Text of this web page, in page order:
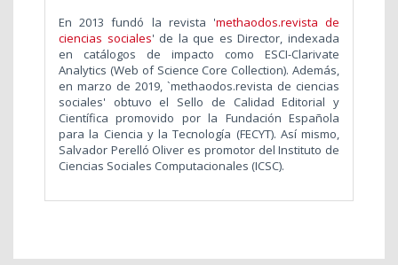
En 2013 fundó la revista 'methaodos.revista de
ciencias sociales' de la que es Director, indexada
en catálogos de impacto como ESCI-Clarivate
Analytics (Web of Science Core Collection). Además,
en marzo de 2019, `methaodos.revista de ciencias
sociales' obtuvo el Sello de Calidad Editorial y
Científica promovido por la Fundación Española
para la Ciencia y la Tecnología (FECYT). Así mismo,
Salvador Perelló Oliver es promotor del Instituto de
Ciencias Sociales Computacionales (ICSC).